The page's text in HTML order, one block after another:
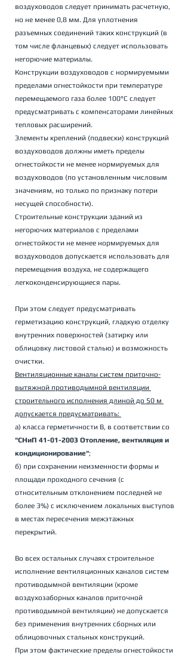
воздуховодов следует принимать расчетную,
но не менее 0,8 мм. Для уплотнения
разъемных соединений таких конструкций (в
том числе фланцевых) следует использовать
негорючие материалы.
Конструкции воздуховодов с нормируемыми
пределами огнестойкости при температуре
перемещаемого газа более 100°С следует
предусматривать с компенсаторами линейных
тепловых расширений.
Элементы креплений (подвески) конструкций
воздуховодов должны иметь пределы
огнестойкости не менее нормируемых для
воздуховодов (по установленным числовым
значениям, но только по признаку потери
несущей способности).
Строительные конструкции зданий из
негорючих материалов с пределами
огнестойкости не менее нормируемых для
воздуховодов допускается использовать для
перемещения воздуха, не содержащего
легкоконденсирующиеся пары.
При этом следует предусматривать
герметизацию конструкций, гладкую отделку
внутренних поверхностей (затирку или
облицовку листовой сталью) и возможность
очистки.
Вентиляционные каналы систем приточно-
вытяжной противодымной вентиляции
строительного исполнения длиной до 50 м
допускается предусматривать:
а) класса герметичности В, в соответствии со
"СНиП 41-01-2003 Отопление, вентиляция и
кондиционирование";
б) при сохранении неизменности формы и
площади проходного сечения (с
относительным отклонением последней не
более 3%) с исключением локальных выступов
в местах пересечения межэтажных
перекрытий.
Во всех остальных случаях строительное
исполнение вентиляционных каналов систем
противодымной вентиляции (кроме
воздухозаборных каналов приточной
противодымной вентиляции) не допускается
без применения внутренних сборных или
облицовочных стальных конструкций.
При этом фактические пределы огнестойкости